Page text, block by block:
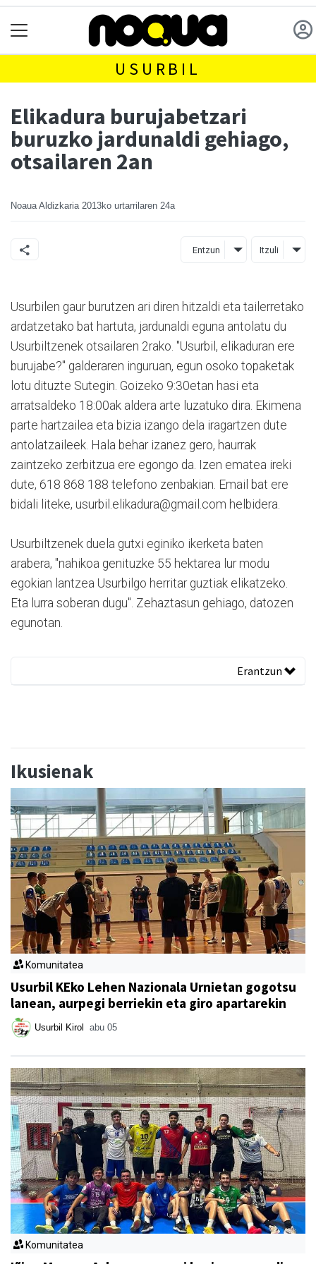
USURBIL
Elikadura burujabetzari
buruzko jardunaldi gehiago,
otsailaren 2an
Noaua Aldizkaria 2013ko urtarrilaren 24a
Entzun Itzuli
Usurbilen gaur burutzen ari diren hitzaldi eta tailerretako
ardatzetako bat hartuta, jardunaldi eguna antolatu du
Usurbiltzenek otsailaren 2rako. "Usurbil, elikaduran ere
burujabe?" galderaren inguruan, egun osoko topaketak
lotu dituzte Sutegin. Goizeko 9:30etan hasi eta
arratsaldeko 18:00ak aldera arte luzatuko dira. Ekimena
parte hartzailea eta bizia izango dela iragartzen dute
antolatzaileek. Hala behar izanez gero, haurrak
zaintzeko zerbitzua ere egongo da. Izen ematea ireki
dute, 618 868 188 telefono zenbakian. Email bat ere
bidali liteke, usurbil.elikadura@gmail.com helbidera.
Usurbiltzenek duela gutxi eginiko ikerketa baten
arabera, "nahikoa genituzke 55 hektarea lur modu
egokian lantzea Usurbilgo herritar guztiak elikatzeko.
Eta lurra soberan dugu". Zehaztasun gehiago, datozen
egunotan.
Erantzun
Ikusienak
Komunitatea
Usurbil KEko Lehen Nazionala Urnietan gogotsu
lanean, aurpegi berriekin eta giro apartarekin
Usurbil Kirol abu 05
Komunitatea